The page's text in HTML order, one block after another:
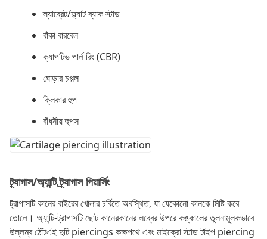
ল্যাব্রেট/ফ্ল্যাট ব্যাক স্টাড
বাঁকা বারবেল
ক্যাপটিভ পার্ল রিং (CBR)
ঘোড়ার চপ্পল
ক্লিকার হুপ
বাঁধনীয় হুপস
ট্র্যাগাস/অ্যান্টি ট্র্যাগাস পিয়ার্সিং
ট্রাগাসটি কানের বাইরের খোলার চর্বিতে অবস্থিত, যা যেকোনো কানকে মিষ্টি করে
তোলে। অ্যান্টি-ট্রাগাসটি ছোট কানেরকানের লব্বের উপরে কঙ্কালের তুলনামূলকভাবে
উল্লম্ব ঠোঁটএই দুটি piercings কক্ষপথে এবং মাইক্রো স্টাড টাইপ piercing